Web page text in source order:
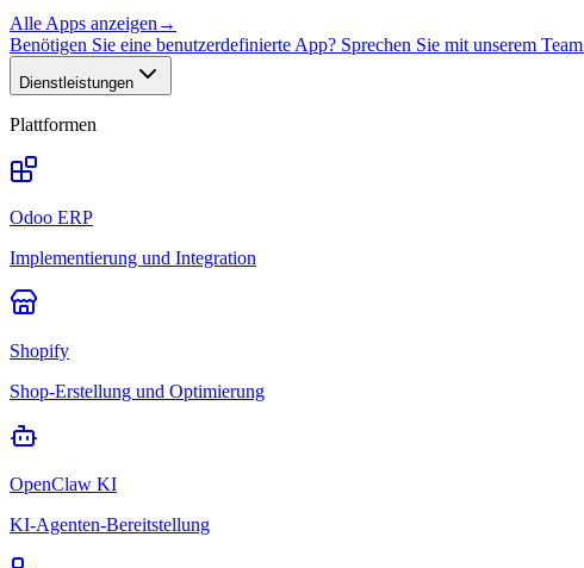
Alle Apps anzeigen →
Benötigen Sie eine benutzerdefinierte App? Sprechen Sie mit unserem Team
Dienstleistungen
Plattformen
Odoo ERP
Implementierung und Integration
Shopify
Shop-Erstellung und Optimierung
OpenClaw KI
KI-Agenten-Bereitstellung